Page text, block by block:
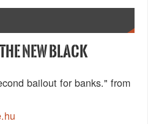
NEW BLACK
bailout for banks." from